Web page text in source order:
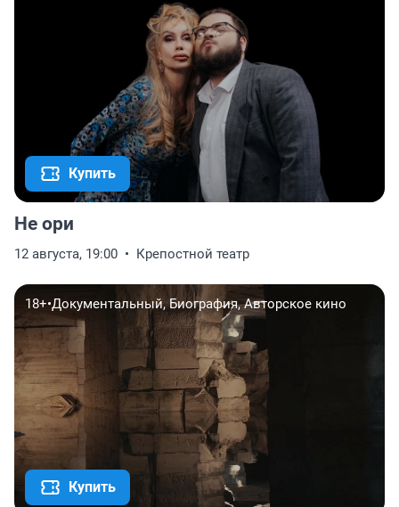
Купить
Не ори
12 августа, 19:00 Крепостной театр
18+•Документальный, Биография, Авторское кино
Купить